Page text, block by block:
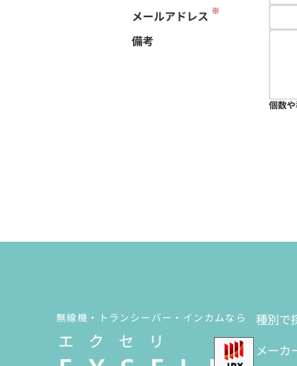
メールアドレス ※
備考
個数
無線機・トランシーバー・インカムなら
種別で
メーカ